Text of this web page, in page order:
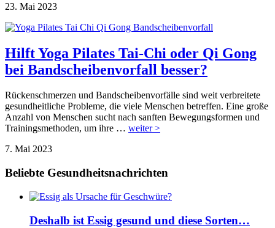
23. Mai 2023
Hilft Yoga Pilates Tai-Chi oder Qi Gong
bei Bandscheibenvorfall besser?
Rückenschmerzen und Bandscheibenvorfälle sind weit verbreitete
gesundheitliche Probleme, die viele Menschen betreffen. Eine große
Anzahl von Menschen sucht nach sanften Bewegungsformen und
Trainingsmethoden, um ihre … weiter >
7. Mai 2023
Beliebte Gesundheitsnachrichten
Deshalb ist Essig gesund und diese Sorten…